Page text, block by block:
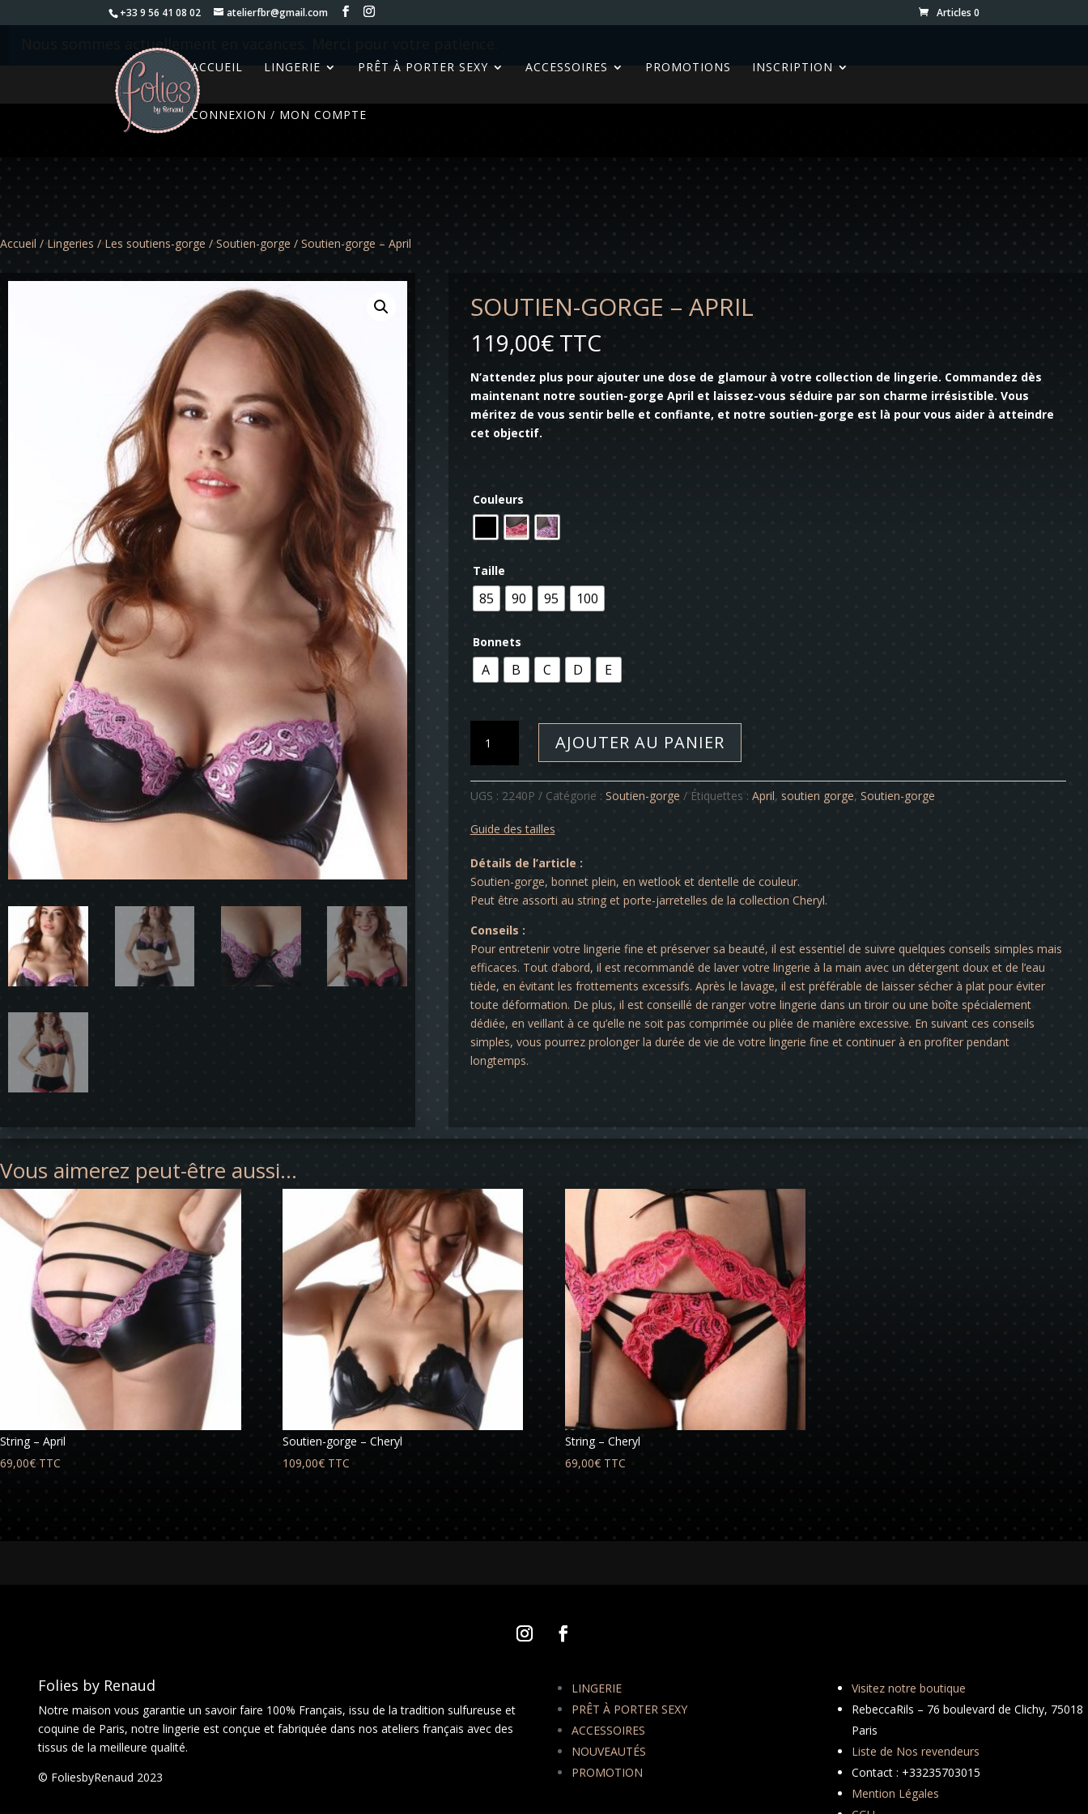
+33 9 56 41 08 02 atelierfbr@gmail.com Articles 0
ACCUEIL LINGERIE PRÊT À PORTER SEXY ACCESSOIRES PROMOTIONS INSCRIPTION
CONNEXION / MON COMPTE
Nous sommes actuellement en vacances. Merci pour votre patience.
Accueil / Lingeries / Les soutiens-gorge / Soutien-gorge / Soutien-gorge – April
SOUTIEN-GORGE – APRIL
119,00€ TTC
N’attendez plus pour ajouter une dose de glamour à votre collection de lingerie. Commandez dès
maintenant notre soutien-gorge April et laissez-vous séduire par son charme irrésistible. Vous
méritez de vous sentir belle et confiante, et notre soutien-gorge est là pour vous aider à atteindre
cet objectif.
Couleurs
Taille
85 90 95 100
Bonnets
A B C D E
Soutien-
gorge
-
April
AJOUTER AU PANIER
UGS : 2240P Catégorie : Soutien-gorge Étiquettes : April, soutien gorge, Soutien-gorge
Guide des tailles
Détails de l’article :
Soutien-gorge, bonnet plein, en wetlook et dentelle de couleur.
Peut être assorti au string et porte-jarretelles de la collection Cheryl.
Conseils :
Pour entretenir votre lingerie fine et préserver sa beauté, il est essentiel de suivre quelques conseils simples mais
efficaces. Tout d’abord, il est recommandé de laver votre lingerie à la main avec un détergent doux et de l’eau
tiède, en évitant les frottements excessifs. Après le lavage, il est préférable de laisser sécher à plat pour éviter
toute déformation. De plus, il est conseillé de ranger votre lingerie dans un tiroir ou une boîte spécialement
dédiée, en veillant à ce qu’elle ne soit pas comprimée ou pliée de manière excessive. En suivant ces conseils
simples, vous pourrez prolonger la durée de vie de votre lingerie fine et continuer à en profiter pendant
longtemps.
Vous aimerez peut-être aussi…
String – April
69,00€ TTC
Soutien-gorge – Cheryl
109,00€ TTC
String – Cheryl
69,00€ TTC
Folies by Renaud
Notre maison vous garantie un savoir faire 100% Français, issu de la tradition sulfureuse et
coquine de Paris, notre lingerie est conçue et fabriquée dans nos ateliers français avec des
tissus de la meilleure qualité.
© FoliesbyRenaud 2023
LINGERIE
PRÊT À PORTER SEXY
ACCESSOIRES
NOUVEAUTÉS
PROMOTION
Visitez notre boutique
RebeccaRils – 76 boulevard de Clichy, 75018
Paris
Liste de Nos revendeurs
Contact : +33235703015
Mention Légales